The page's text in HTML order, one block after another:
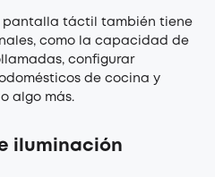
pantalla táctil también tiene
como la capacidad de
configurar
de cocina y
algo más.
iluminación